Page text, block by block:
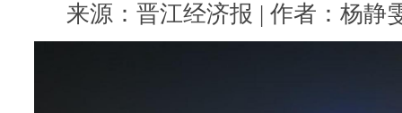
来源：晋江经济报 | 作者：杨静